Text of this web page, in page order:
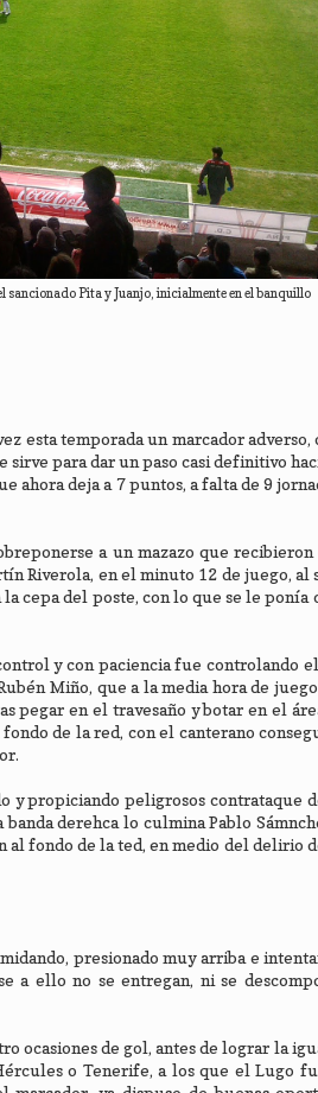
sancionado Pita y Juanjo, inicialmente en el banquillo
esta temporada un marcador
para dar un paso casi definitivo
ahora deja a 7 puntos, a falta de 9
a un mazazo que
Riverola, en el minuto 12 de juego, al
cepa del poste, con lo que se le
y con paciencia fue controlando
Miño, que a la media hora de
pegar en el travesaño y botar en el
de la red, con el canterano
y propiciando peligrosos contrataque
derehca lo culmina Pablo
al fondo de la ted, en medio del delirio
presionado muy arriba e
a ello no se entregan, ni se
ocasiones de gol, antes de lograr la
o Tenerife, a los que el Lugo